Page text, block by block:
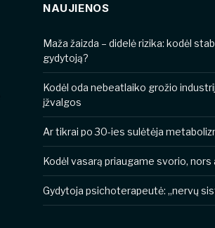
NAUJIENOS
​​Maža žaizda – didelė rizika: kodėl
gydytoją?
Kodėl oda nebeatlaiko grožio
įžvalgos
Ar tikrai po 30-ies sulėtėja
Kodėl vasarą priaugame svorio,
Gydytoja psichoterapeutė: „nervų